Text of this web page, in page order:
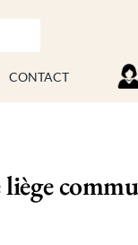
CONTACT
liège